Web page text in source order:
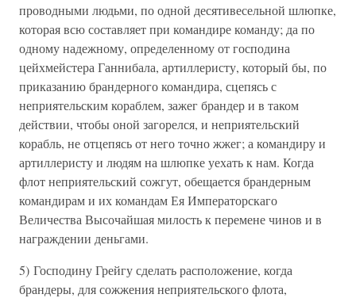
проводными людьми, по одной десятивесельной шлюпке,
которая всю составляет при командире команду; да по
одному надежному, определенному от господина
цейхмейстера Ганнибала, артиллеристу, который бы, по
приказанию брандерного командира, сцепясь с
неприятельским кораблем, зажег брандер и в таком
действии, чтобы оной загорелся, и неприятельский
корабль, не отцепясь от него точно жжег; а командиру и
артиллеристу и людям на шлюпке уехать к нам. Когда
флот неприятельский сожгут, обещается брандерным
командирам и их командам Ея Императорскаго
Величества Высочайшая милость к перемене чинов и в
награждении деньгами.
5) Господину Грейгу сделать расположение, когда
брандеры, для сожжения неприятельского флота,